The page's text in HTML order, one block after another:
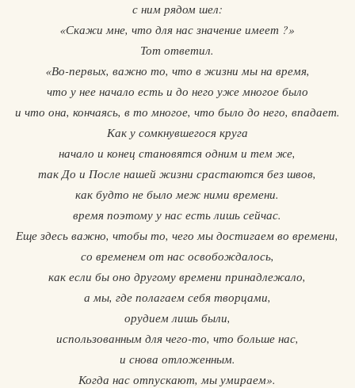
с ним рядом шел:
«Скажи мне, что для нас значение имеет ?»
Тот ответил.
«Во-первых, важно то, что в жизни мы на время,
что у нее начало есть и до него уже многое было
и что она, кончаясь, в то многое, что было до него, впадает.
Как у сомкнувшегося круга
начало и конец становятся одним и тем же,
так До и После нашей жизни срастаются без швов,
как будто не было меж ними времени.
время поэтому у нас есть лишь сейчас.
Еще здесь важно, чтобы то, чего мы достигаем во времени,
со временем от нас освобождалось,
как если бы оно другому времени принадлежало,
а мы, где полагаем себя творцами,
орудием лишь были,
использованным для чего-то, что больше нас,
и снова отложенным.
Когда нас отпускают, мы умираем».